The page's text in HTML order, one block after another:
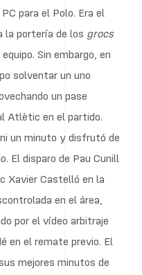
para el Polo. Era el
portería de los grocs
Sin embargo, en
solventar un uno
un pase
Atlètic en el partido.
un minuto y disfrutó de
El disparo de Pau Cunill
Xavier Castelló en la
en el área,
por el vídeo arbitraje
en el remate previo. El
mejores minutos de